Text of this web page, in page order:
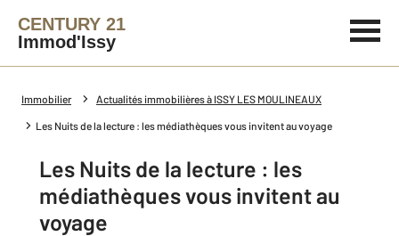
CENTURY 21
Immod'Issy
Immobilier Actualités immobilières à ISSY LES MOULINEAUX
Les Nuits de la lecture : les médiathèques vous invitent au voyage
Les Nuits de la lecture : les
médiathèques vous invitent au
voyage